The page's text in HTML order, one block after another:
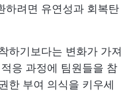
하려면 유연성과 회복탄
하기보다는 변화가 가져
응 과정에 팀원들을 참
한 부여 의식을 키우세